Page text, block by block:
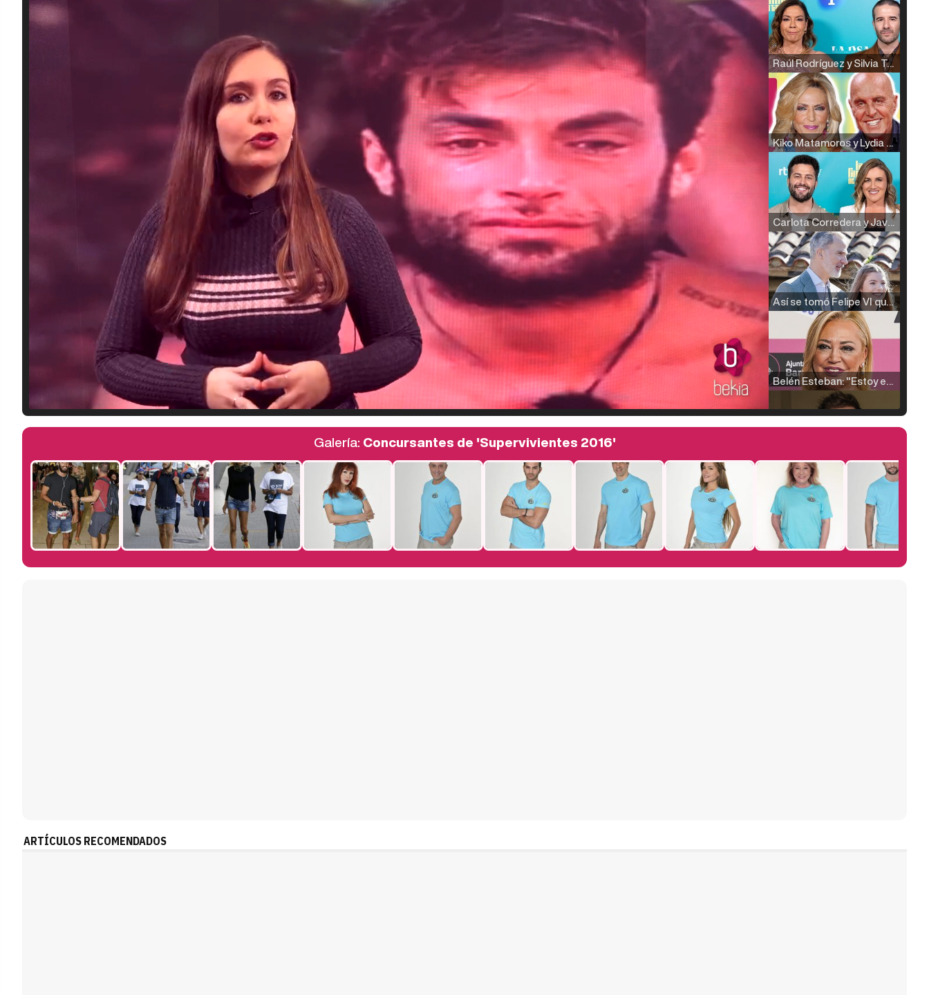
Raúl Rodríguez y Silvia Taulés nos cuentan su papel en 'La familia de la tele'
Kiko Matamoros y Lydia Lozano: "Nuestro público es de todas las edades y RTVE tiene un público muy pegado a las novelas, al que tenemos que captar"
Carlota Corredera y Javier de Hoyos: "La tele tiene que representar al público también y aquí están todos los perfiles posibles&quo;
Así se tomó Felipe VI que la Infanta Sofía no quisiera recibir formación militar
Belén Esteban: "Estoy emocionada, muy contenta y muy feliz por llegar a RTVE"
Manu Baqueiro: "Tuve como referente a Bruce Willis en 'Luz de Luna' para mi trabajo en la serie 'Perdiendo el juicio'"
Magdalena de Suecia responde a las críticas y explica por qué le han permitido lanzar su propio negocio
Galería: Concursantes de 'Supervivientes 2016'
ARTÍCULOS RECOMENDADOS